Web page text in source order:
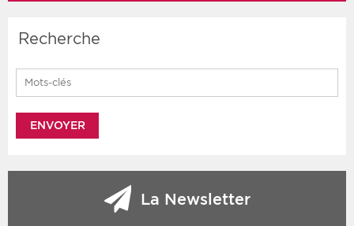
Recherche
Search for:
La Newsletter